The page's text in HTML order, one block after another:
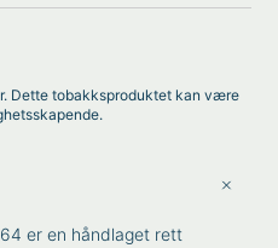
Dette tobakksproduktet kan være
er en håndlaget rett